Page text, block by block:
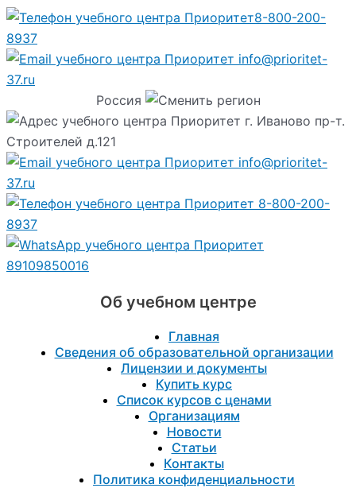
8-800-200-
8937
info@prioritet-
37.ru
Россия
г. Иваново пр-т.
Строителей д.121
info@prioritet-
37.ru
8-800-200-
8937
89109850016
Об учебном центре
Главная
Сведения об образовательной организации
Лицензии и документы
Купить курс
Список курсов с ценами
Организациям
Новости
Статьи
Контакты
Политика конфиденциальности